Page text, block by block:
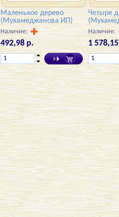
Маленькое дерево
(Мухамеджанова ИП)
Наличие:
492,98 р.
Четыре
Наличие:
1